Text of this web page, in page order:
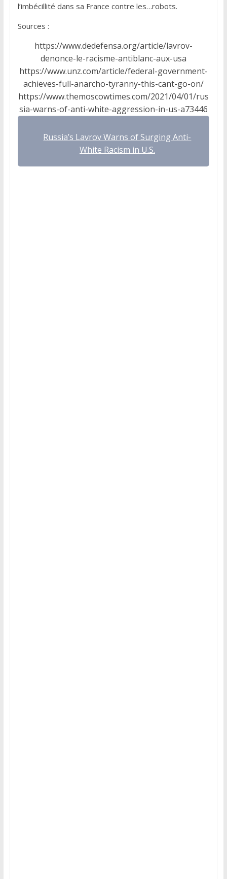
l’imbécillité dans sa France contre les…robots.
Sources :
https://www.dedefensa.org/article/lavrov-
denonce-le-racisme-antiblanc-aux-usa
https://www.unz.com/article/federal-government-
achieves-full-anarcho-tyranny-this-cant-go-on/
https://www.themoscowtimes.com/2021/04/01/rus
sia-warns-of-anti-white-aggression-in-us-a73446
Russia’s Lavrov Warns of Surging Anti-
White Racism in U.S.